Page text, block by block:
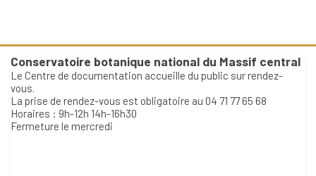
Conservatoire botanique national du Massif central
Le Centre de documentation accueille du public sur rendez-
vous.
La prise de rendez-vous est obligatoire au 04 71 77 65 68
Horaires : 9h-12h 14h-16h30
Fermeture le mercredi